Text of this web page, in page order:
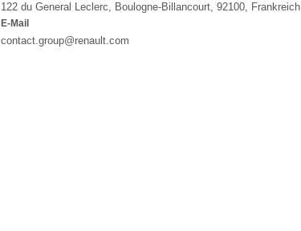
122 du General Leclerc, Boulogne-Billancourt, 92100, Frankreich
E-Mail
contact.group@renault.com